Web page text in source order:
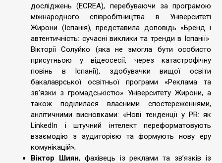
досліджень (ECREA), перебуваючи за програмою
міжнародного співробітництва в Університеті
Жирони (Іспанія), представила доповідь «Бренд і
автентичність: сучасні виклики та тренди в Іспанії»
Вікторії Солуйко (яка не змогла бути особисто
присутньою у відеосесії, через катастрофічну
повінь в Іспанії), здобувачки вищої освіти
бакалаврської освітньої програми «Реклама та
зв’язки з громадськістю» Університету Жирони, а
також поділилася власними спостереженнями,
анлітичними висновками: «Нові тенденції у PR: як
LinkedIn і штучний інтелект переформатовують
взаємодію з аудиторією та формують нову еру
комунікацій»;
Віктор Шиян, фахівець із реклами та зв’язків із